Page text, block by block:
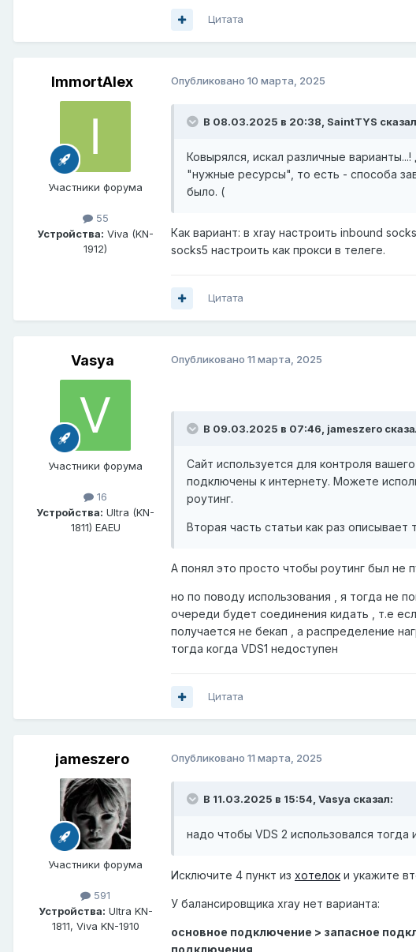
Цитата
ImmortAlex
Участники форума
55
Устройства: Viva (KN-
1912)
Опубликовано 10 марта, 2025
В 08.03.2025 в 20:38, SaintTYS
Ковырялся, искал различные
"нужные ресурсы", то есть - способа
было. (
Как вариант: в xray настроить inbound
socks5 настроить как прокси в телеге.
Цитата
Vasya
Участники форума
16
Устройства: Ultra (KN-
1811) EAEU
Опубликовано 11 марта, 2025
В 09.03.2025 в 07:46, jameszero
Сайт используется для контроля
подключены к интернету. Можете
роутинг.
Вторая часть статьи как раз описывает
А понял это просто чтобы роутинг был не
но по поводу использования , я тогда не
очереди будет соединения кидать , т.е
получается не бекап , а распределение
тогда когда VDS1 недоступен
Цитата
jameszero
Участники форума
591
Устройства: Ultra KN-
1811, Viva KN-1910
Опубликовано 11 марта, 2025
В 11.03.2025 в 15:54, Vasya сказал:
надо чтобы VDS 2 использовался тогда
Исключите 4 пункт из хотелок и укажите
У балансировщика xray нет варианта:
основное подключение > запасное